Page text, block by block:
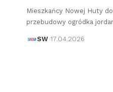
Mieszkańcy Nowej Huty
przebudowy ogródka
SW 17.04.2026